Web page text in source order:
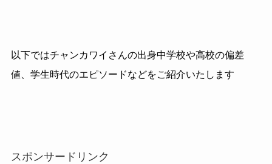
以下ではチャンカワイさんの出身中学校や高校の偏差
値、学生時代のエピソードなどをご紹介いたします
スポンサードリンク